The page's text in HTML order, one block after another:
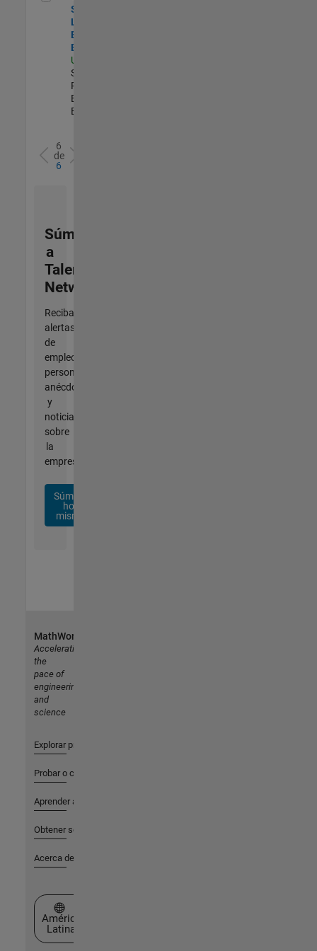
Security
Learning and
Enablement
Engineer
US-MA-Natick
Software
Process
Engineering |
Experimentado
6
de
6
Súmese
a
Talent
Network
Reciba
alertas
de
empleo
personalizadas,
anécdotas
y
noticias
sobre
la
empresa.
Súmese
hoy
mismo
MathWorks
Accelerating
the
pace of
engineering
and
science
Explorar productos
Probar o comprar
Aprender a utilizar
Obtener soporte
Acerca de MathWorks
Seleccione un país/idioma
América
Latina